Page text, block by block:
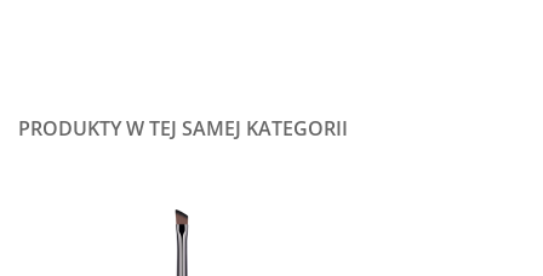
PRODUKTY W TEJ SAMEJ KATEGORII